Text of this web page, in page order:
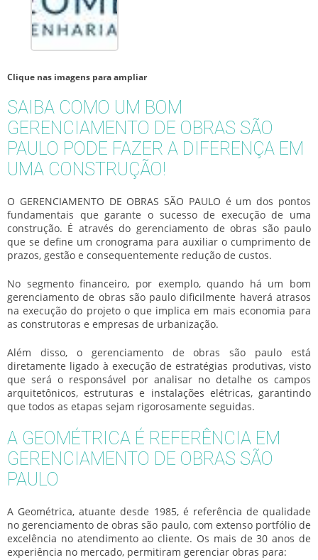
Clique nas imagens para ampliar
SAIBA COMO UM BOM
GERENCIAMENTO DE OBRAS SÃO
PAULO PODE FAZER A DIFERENÇA EM
UMA CONSTRUÇÃO!
O GERENCIAMENTO DE OBRAS SÃO PAULO é um dos pontos
fundamentais que garante o sucesso de execução de uma
construção. É através do gerenciamento de obras são paulo
que se define um cronograma para auxiliar o cumprimento de
prazos, gestão e consequentemente redução de custos.
No segmento financeiro, por exemplo, quando há um bom
gerenciamento de obras são paulo dificilmente haverá atrasos
na execução do projeto o que implica em mais economia para
as construtoras e empresas de urbanização.
Além disso, o gerenciamento de obras são paulo está
diretamente ligado à execução de estratégias produtivas, visto
que será o responsável por analisar no detalhe os campos
arquitetônicos, estruturas e instalações elétricas, garantindo
que todos as etapas sejam rigorosamente seguidas.
A GEOMÉTRICA É REFERÊNCIA EM
GERENCIAMENTO DE OBRAS SÃO
PAULO
A Geométrica, atuante desde 1985, é referência de qualidade
nogerenciamento de obras são paulo, com extenso portfólio de
excelência no atendimento ao cliente. Os mais de 30 anos de
experiência no mercado, permitiram gerenciar obras para: